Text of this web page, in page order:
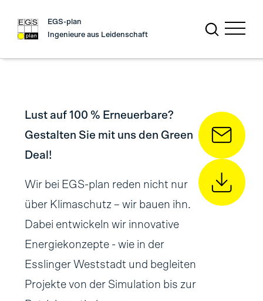
EGS-plan
Ingenieure aus Leidenschaft
Lust auf 100 % Erneuerbare?
Gestalten Sie mit uns den Green
Deal!
Wir bei EGS-plan reden nicht nur
über Klimaschutz – wir bauen ihn.
Dabei entwickeln wir innovative
Energiekonzepte - wie in der
Esslinger Weststadt und begleiten
Projekte von der Simulation bis zur